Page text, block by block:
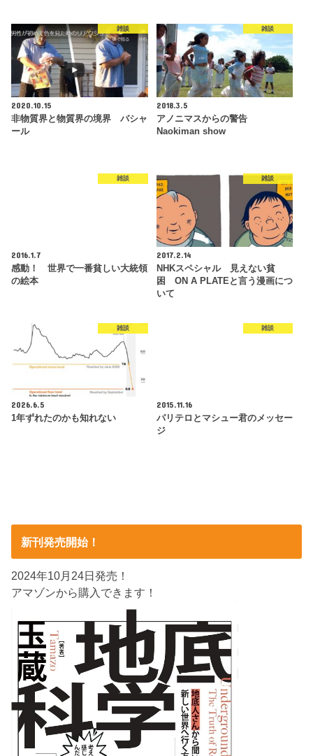
雑談
2020.10.15
非物質界と物質界の境界 バシャ
ール
雑談
2018.3.5
アノニマスからの警告
Naokiman show
雑談
2016.1.7
感動！ 世界で一番貧しい大統領
の絵本
雑談
2017.2.14
NHKスペシャル 見えない貧
困 ON A PLATEと言う漫画につ
いて
雑談
2026.6.5
1年ずれたのかも知れない
雑談
2015.11.16
パリテロとマシュー君のメッセー
ジ
新刊発売開始！
2024年10月24日発売！
アマゾンから購入できます！